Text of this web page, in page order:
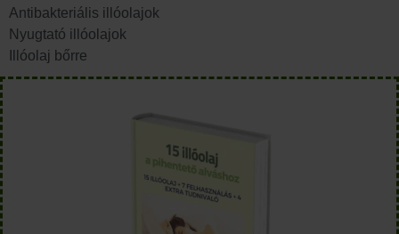
Antibakteriális illóolajok
Nyugtató illóolajok
Illóolaj bőrre